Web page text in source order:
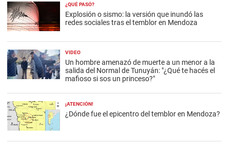
¿QUÉ PASÓ?
Explosión o sismo: la versión que inundó las
redes sociales tras el temblor en Mendoza
VIDEO
Un hombre amenazó de muerte a un menor a la
salida del Normal de Tunuyán: "¿Qué te hacés el
mafioso si sos un princeso?"
¡ATENCIÓN!
¿Dónde fue el epicentro del temblor en Mendoza?